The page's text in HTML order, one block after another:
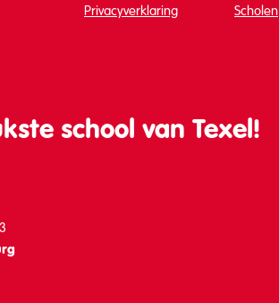
Privacyverklaring
Scholen
school van Texel!